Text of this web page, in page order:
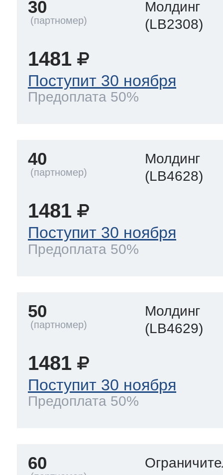
30
Молдинг
(LB2308)
1481
Поступит 30 ноября
Предоплата 50%
40
Молдинг
(LB4628)
1481
Поступит 30 ноября
Предоплата 50%
50
Молдинг
(LB4629)
1481
Поступит 30 ноября
Предоплата 50%
60